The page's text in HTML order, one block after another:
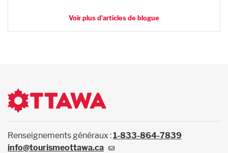
Voir plus d'articles de blogue
Renseignements généraux :1-833-864-7839
info@tourismeottawa.ca